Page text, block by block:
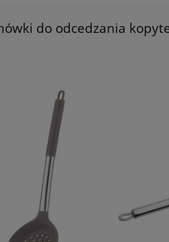
do odcedzania